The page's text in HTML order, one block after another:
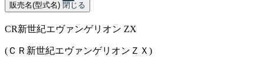
販売名(型式名) 閉じる
CR新世紀エヴァンゲリオン ZX
(ＣＲ新世紀エヴァンゲリオンＺＸ)